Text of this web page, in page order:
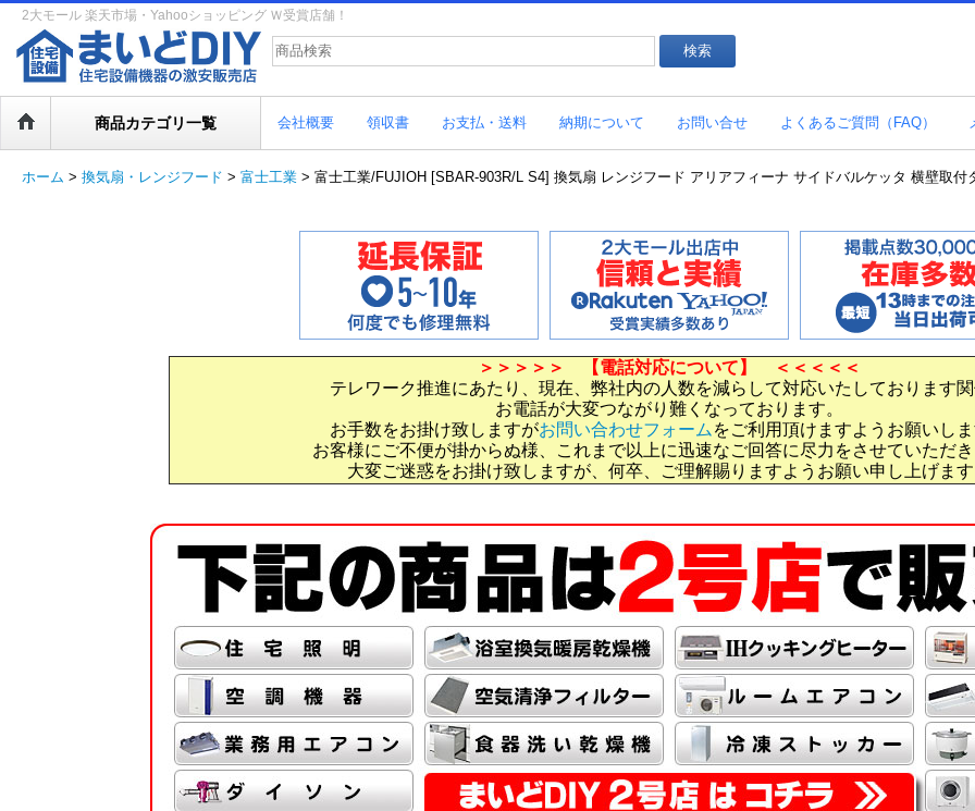
2大モール 楽天市場・Yahooショッピング Ｗ受賞店舗！
商品カテゴリ一覧 会社概要 領収書 お支払・送料 納期について お問い合せ よくあるご質問（FAQ）
ホーム > 換気扇・レンジフード > 富士工業 > 富士工業/FUJIOH [SBAR-903R/L S4] 換気扇 レンジフード アリアフィーナ サイドバルケッタ 横壁取
＞＞＞＞＞ 【電話対応について】 ＜＜＜＜＜
テレワーク推進にあたり、現在、弊社内の人数を減らして対応いたしております
お電話が大変つながり難くなっております。
お手数をお掛け致しますがお問い合わせフォーム をご利用頂けますようお願いし
お客様にご不便が掛からぬ様、これまで以上に迅速なご回答に尽力をさせていただ
大変ご迷惑をお掛け致しますが、何卒、ご理解賜りますようお願い申し上げま